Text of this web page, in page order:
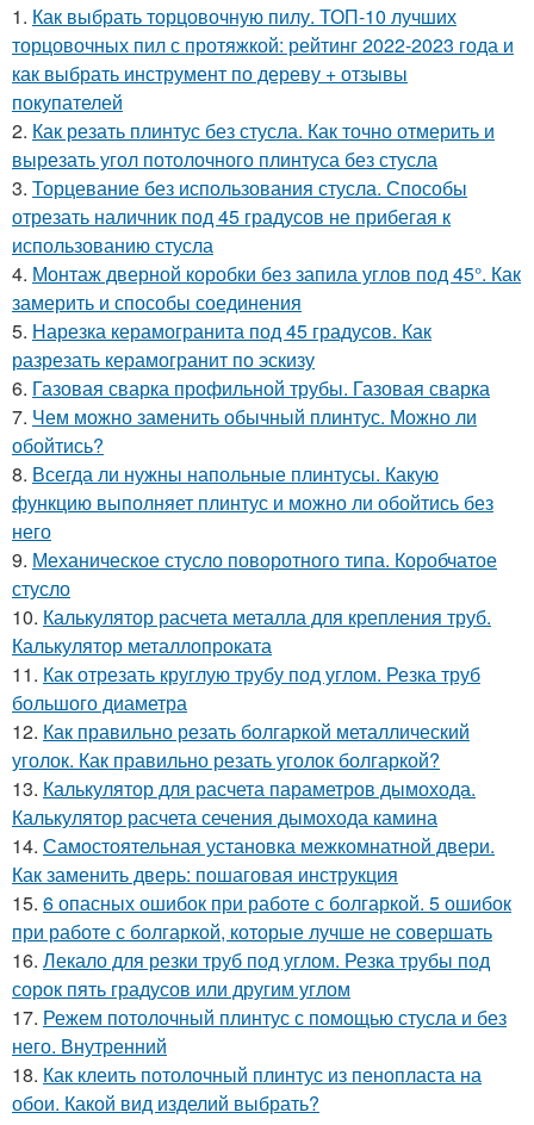
1. Как выбрать торцовочную пилу. ТОП-10 лучших
торцовочных пил с протяжкой: рейтинг 2022-2023 года и
как выбрать инструмент по дереву + отзывы
покупателей
2. Как резать плинтус без стусла. Как точно отмерить и
вырезать угол потолочного плинтуса без стусла
3. Торцевание без использования стусла. Способы
отрезать наличник под 45 градусов не прибегая к
использованию стусла
4. Монтаж дверной коробки без запила углов под 45°. Как
замерить и способы соединения
5. Нарезка керамогранита под 45 градусов. Как
разрезать керамогранит по эскизу
6. Газовая сварка профильной трубы. Газовая сварка
7. Чем можно заменить обычный плинтус. Можно ли
обойтись?
8. Всегда ли нужны напольные плинтусы. Какую
функцию выполняет плинтус и можно ли обойтись без
него
9. Механическое стусло поворотного типа. Коробчатое
стусло
10. Калькулятор расчета металла для крепления труб.
Калькулятор металлопроката
11. Как отрезать круглую трубу под углом. Резка труб
большого диаметра
12. Как правильно резать болгаркой металлический
уголок. Как правильно резать уголок болгаркой?
13. Калькулятор для расчета параметров дымохода.
Калькулятор расчета сечения дымохода камина
14. Самостоятельная установка межкомнатной двери.
Как заменить дверь: пошаговая инструкция
15. 6 опасных ошибок при работе с болгаркой. 5 ошибок
при работе с болгаркой, которые лучше не совершать
16. Лекало для резки труб под углом. Резка трубы под
сорок пять градусов или другим углом
17. Режем потолочный плинтус с помощью стусла и без
него. Внутренний
18. Как клеить потолочный плинтус из пенопласта на
обои. Какой вид изделий выбрать?